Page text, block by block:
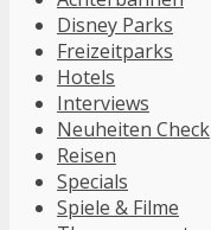
Disney Parks
Freizeitparks
Hotels
Interviews
Neuheiten Check
Reisen
Specials
Spiele & Filme